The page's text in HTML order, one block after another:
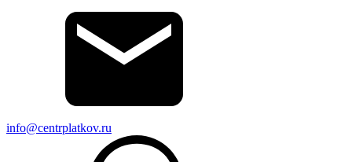
info@centrplatkov.ru